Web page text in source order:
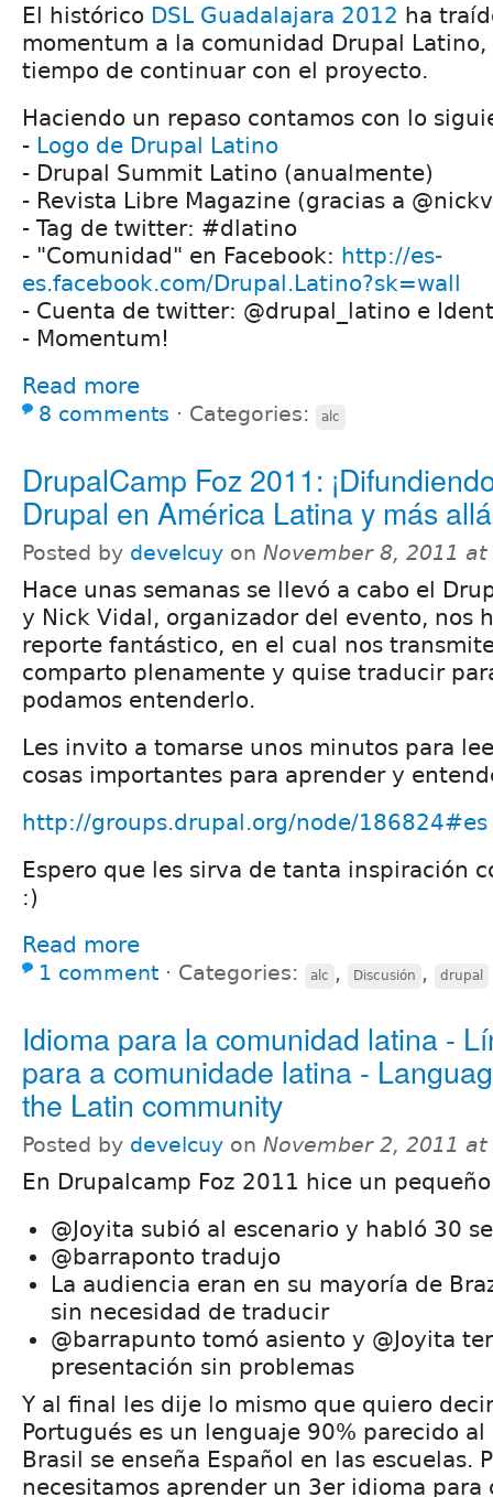
El histórico DSL Guadalajara 2012 ha
momentum a la comunidad Drupal Latino,
tiempo de continuar con el proyecto.
Haciendo un repaso contamos con lo
- Logo de Drupal Latino
- Drupal Summit Latino (anualmente)
- Revista Libre Magazine (gracias a
- Tag de twitter: #dlatino
- "Comunidad" en Facebook: http://es-
es.facebook.com/Drupal.Latino?sk=wall
- Cuenta de twitter: @drupal_latino e
- Momentum!
Read more
8 comments ⋅ Categories: alc
DrupalCamp Foz 2011:
Drupal en América Latina y más
Posted by develcuy on November 8, 2011 at
Hace unas semanas se llevó a cabo el
y Nick Vidal, organizador del evento, nos
reporte fantástico, en el cual nos
comparto plenamente y quise traducir
podamos entenderlo.
Les invito a tomarse unos minutos para
cosas importantes para aprender y
http://groups.drupal.org/node/186824#es
Espero que les sirva de tanta inspiración
:)
Read more
1 comment ⋅ Categories: alc , Discusión , drupal
Idioma para la comunidad latina -
para a comunidade latina -
the Latin community
Posted by develcuy on November 2, 2011 at
En Drupalcamp Foz 2011 hice un
@Joyita subió al escenario y habló 30
@barraponto tradujo
La audiencia eran en su mayoría de
sin necesidad de traducir
@barrapunto tomó asiento y @Joyita
presentación sin problemas
Y al final les dije lo mismo que quiero
Portugués es un lenguaje 90% parecido
Brasil se enseña Español en las escuelas.
necesitamos aprender un 3er idioma para